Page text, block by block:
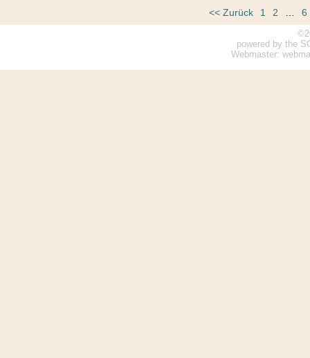
<< Zurück 1 2 6
powered by the
Webmaster: